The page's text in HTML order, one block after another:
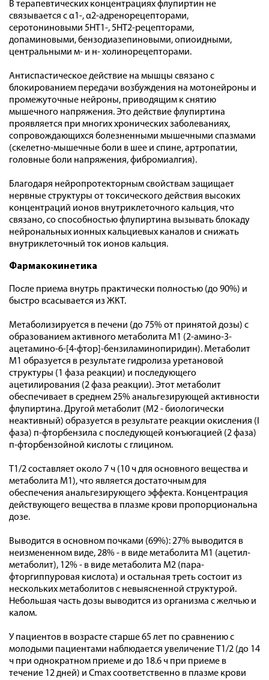
В терапевтических концентрациях флупиртин не
связывается с α1-, α2-адренорецепторами,
серотониновыми 5HT1-, 5НТ2-рецепторами,
допаминовыми, бензодиазепиновыми, опиоидными,
центральными м- и н- холинорецепторами.
Антиспастическое действие на мышцы связано с
блокированием передачи возбуждения на мотонейроны и
промежуточные нейроны, приводящим к снятию
мышечного напряжения. Это действие флупиртина
проявляется при многих хронических заболеваниях,
сопровождающихся болезненными мышечными спазмами
(скелетно-мышечные боли в шее и спине, артропатии,
головные боли напряжения, фибромиалгия).
Благодаря нейропротекторным свойствам защищает
нервные структуры от токсического действия высоких
концентраций ионов внутриклеточного кальция, что
связано, со способностью флупиртина вызывать блокаду
нейрональных ионных кальциевых каналов и снижать
внутриклеточный ток ионов кальция.
Фармакокинетика
После приема внутрь практически полностью (до 90%) и
быстро всасывается из ЖКТ.
Метаболизируется в печени (до 75% от принятой дозы) с
образованием активного метаболита М1 (2-амино-3-
ацетамино-6-[4-фтор]-бензиламинопиридин). Метаболит
М1 образуется в результате гидролиза уретановой
структуры (1 фаза реакции) и последующего
ацетилирования (2 фаза реакции). Этот метаболит
обеспечивает в среднем 25% анальгезирующей активности
флупиртина. Другой метаболит (М2 - биологически
неактивный) образуется в результате реакции окисления (I
фаза) п-фторбензила с последующей конъюгацией (2 фаза)
п-фторбензойной кислоты с глицином.
T1/2 составляет около 7 ч (10 ч для основного вещества и
метаболита М1), что является достаточным для
обеспечения анальгезирующего эффекта. Концентрация
действующего вещества в плазме крови пропорциональна
дозе.
Выводится в основном почками (69%): 27% выводится в
неизмененном виде, 28% - в виде метаболита М1 (ацетил-
метаболит), 12% - в виде метаболита М2 (пара-
фторгиппуровая кислота) и остальная треть состоит из
нескольких метаболитов с невыясненной структурой.
Небольшая часть дозы выводится из организма с желчью и
калом.
У пациентов в возрасте старше 65 лет по сравнению с
молодыми пациентами наблюдается увеличение T1/2 (до 14
ч при однократном приеме и до 18.6 ч при приеме в
течение 12 дней) и Cmax соответственно в плазме крови